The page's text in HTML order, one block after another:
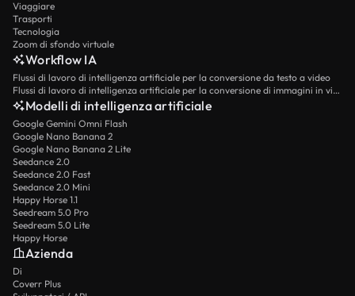
Viaggiare
Trasporti
Tecnologia
Zoom di sfondo virtuale
Workflow IA
Flussi di lavoro di intelligenza artificiale per la conversione da testo a video
Flussi di lavoro di intelligenza artificiale per la conversione di immagini in video
Modelli di intelligenza artificiale
Google Gemini Omni Flash
Google Nano Banana 2
Google Nano Banana 2 Lite
Seedance 2.0
Seedance 2.0 Fast
Seedance 2.0 Mini
Happy Horse 1.1
Seedream 5.0 Pro
Seedream 5.0 Lite
Happy Horse
Azienda
Di
Coverr Plus